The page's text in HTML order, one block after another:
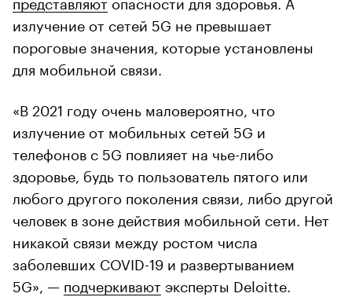
излучение от сетей 5G не превышает
пороговые значения, которые установлены
для мобильной связи.
«В 2021 году очень маловероятно, что
излучение от мобильных сетей 5G и
телефонов с 5G повлияет на чье-либо
здоровье, будь то пользователь пятого или
любого другого поколения связи, либо другой
человек в зоне действия мобильной сети. Нет
никакой связи между ростом числа
заболевших COVID-19 и развертыванием
5G», — подчеркиваютэксперты Deloitte.